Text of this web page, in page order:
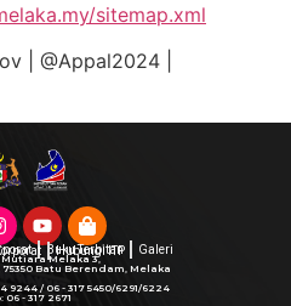
sitemap.xml
| @Appal2024 |
Buku Terbitan Galeri
Hubungi ITP
Mutiara Melaka 3,
Batu Berendam, Melaka
/ 06 - 317 5450/6291/6224
06 - 317 2671